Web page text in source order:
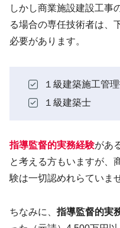
しかし商業施設建設工事
る場合の専任技術者は、
必要があります。
１級建築施工管
１級建築士
指導監督的実務経験があ
と考える方もいますが、
験は一切認めれらていま
ちなみに、 指導監督的実